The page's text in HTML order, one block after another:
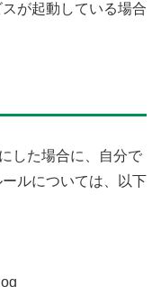
が起動している場合
した場合に、自分で
ルについては、以下